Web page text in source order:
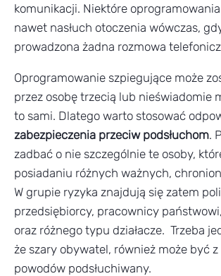
komunikacji. Niektóre
nawet nasłuch otoczenia wówczas,
prowadzona żadna rozmowa
Oprogramowanie szpiegujące może
przez osobę trzecią lub nieświadomie
to sami. Dlatego warto stosować
zabezpieczenia przeciw podsłuchom.
zadbać o nie szczególnie te osoby,
posiadaniu różnych ważnych,
W grupie ryzyka znajdują się zatem
przedsiębiorcy, pracownicy
oraz różnego typu działacze. Trzeba
że szary obywatel, również może być
powodów podsłuchiwany.